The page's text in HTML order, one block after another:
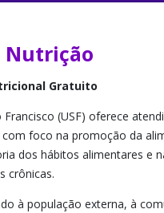
e Centro Diagnóstico
Enfermagem Materno-Infantil
Contábil e Fiscal
Jurídicas
Nutrição
Gratuito
Francisco (USF) oferece
foco na promoção da
dos hábitos alimentares e
crônicas.
à população externa, à